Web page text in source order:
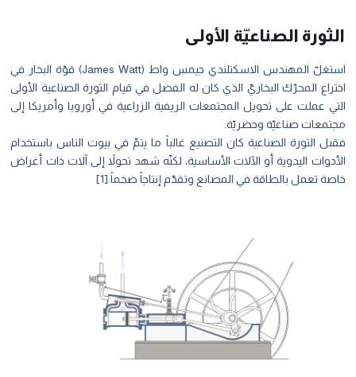
الثورة الصناعيّة الأولى
استغلّ المهندس الاسكتلندي جيمس واط (James Watt) قوّة البخار في
اختراع المحرّك البخاريّ الذي كان له الفضل في قيام الثورة الصناعية الأولى
التي عملت على تحويل المجتمعات الريفية الزراعية في أوروبا وأمريكا إلى
مجتمعات صناعيّة وحضريّة.
فقبل الثورة الصناعية كان التصنيع غالباً ما يتمّ في بيوت الناس باستخدام
الأدوات اليدوية أو الآلات الأساسية، لكنّه شهد تحولاً إلى آلات ذات أغراض
خاصة تعمل بالطاقة في المصانع وتقدّم إنتاجاً ضخماً.[1]